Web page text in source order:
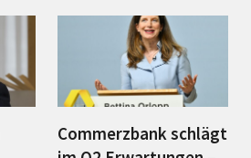
Commerzbank schlägt